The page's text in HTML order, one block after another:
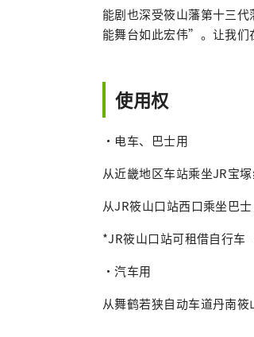
能剧也深受筱山藩第十三
能舞台如此宏伟”。让我们
使用权
・电车、巴士用
从近畿地区车站乘坐JR宝
从JR筱山口站西口乘坐巴
*JR筱山口站可租借自行车
・汽车用
从舞鹤若狭自动车道丹南筱